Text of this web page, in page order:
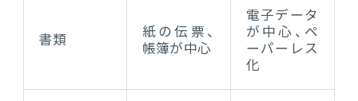
書類
紙の伝票、
帳簿が中心
電子データ
が中心、ペ
ーパーレス
化